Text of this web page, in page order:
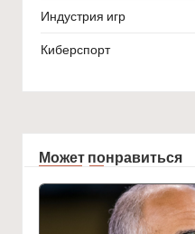
Индустрия игр
Киберспорт
Может понравиться